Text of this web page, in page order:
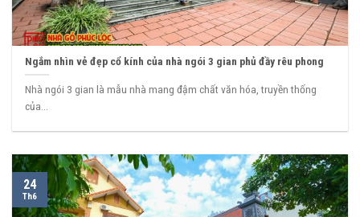
Ngắm nhìn vẻ đẹp cổ kính của nhà ngói 3 gian phủ đầy rêu phong
Nhà ngói 3 gian là mẫu nhà mang đậm chất văn hóa, truyền thống
của...
24
Th6